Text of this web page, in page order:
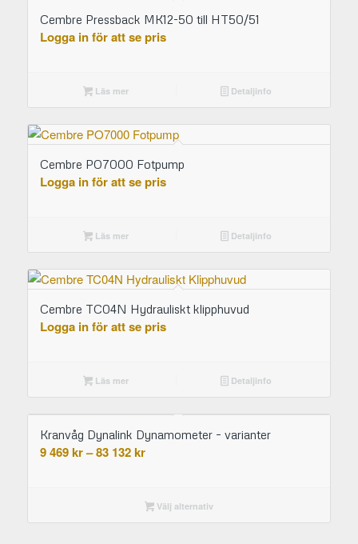
Cembre Pressback MK12-50 till HT50/51
Logga in för att se pris
Läs mer Detaljinfo
Cembre PO7000 Fotpump
Logga in för att se pris
Läs mer Detaljinfo
Cembre TC04N Hydrauliskt klipphuvud
Logga in för att se pris
Läs mer Detaljinfo
Kranvåg Dynalink Dynamometer – varianter
9 469kr– 83 132krPrisintervall:
till
83
Välj alternativ